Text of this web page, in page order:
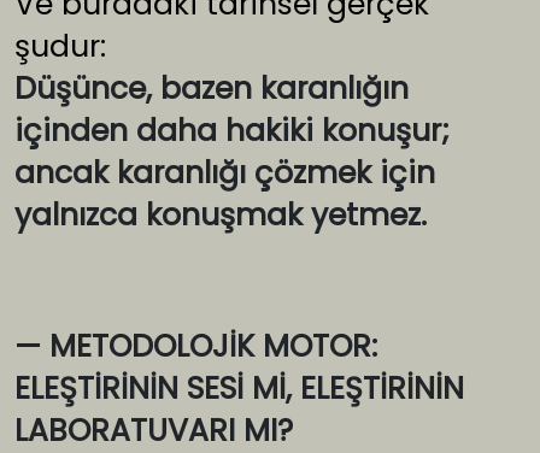
şudur:
Düşünce, bazen karanlığın
içinden daha hakiki konuşur;
ancak karanlığı çözmek için
yalnızca konuşmak yetmez.
— METODOLOJİK MOTOR:
ELEŞTİRİNİN SESİ Mİ, ELEŞTİRİNİN
LABORATUVARI MI?